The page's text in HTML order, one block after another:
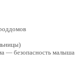
— безопасность малыша